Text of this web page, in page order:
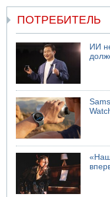
ПОТРЕБИТЕЛЬ
ИИ